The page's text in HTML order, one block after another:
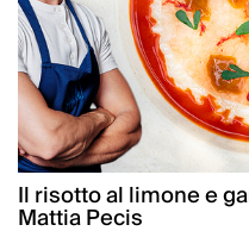
Il risotto al limone e
Mattia Pecis